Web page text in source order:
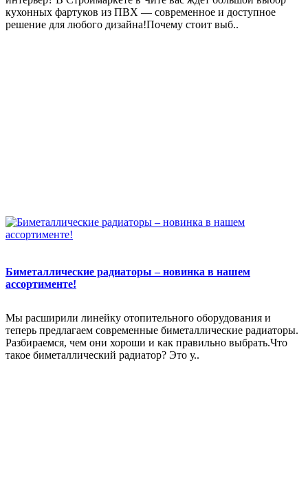
кухонных фартуков из ПВХ — современное и доступное
решение для любого дизайна!Почему стоит выб..
Биметаллические радиаторы – новинка в нашем
ассортименте!
Мы расширили линейку отопительного оборудования и
теперь предлагаем современные биметаллические радиаторы.
Разбираемся, чем они хороши и как правильно выбрать.Что
такое биметаллический радиатор? Это у..